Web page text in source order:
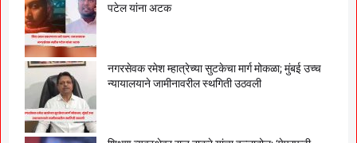
पटेल यांना अटक
नगरसेवक रमेश म्हात्रेच्या सुटकेचा मार्ग मोकळा; मुंबई उच्च
न्यायालयाने जामीनावरील स्थगिती उठवली